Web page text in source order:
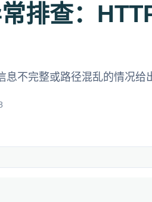
排查：
不完整或路径混乱的情况给